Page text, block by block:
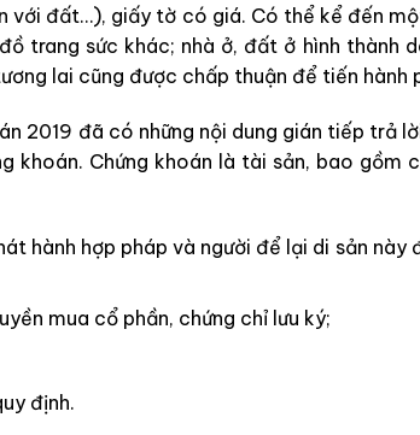
với đất…), giấy tờ có giá. Có thể kể đến
trang sức khác; nhà ở, đất ở hình thành
lai cũng được chấp thuận để tiến hành
2019 đã có những nội dung gián tiếp trả
khoán. Chứng khoán là tài sản, bao gồm
hành hợp pháp và người để lại di sản này
mua cổ phần, chứng chỉ lưu ký;
định.